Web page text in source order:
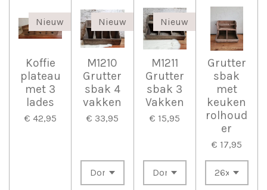
Nieuw
Koffie
plateau
met 3
lades
€ 42,95
Nieuw
M1210
Grutter
sbak 4
vakken
€ 33,95
Nieuw
M1211
Grutter
sbak 3
Vakken
€ 15,95
Grutter
sbak
met
keuken
rolhoud
er
€ 17,95